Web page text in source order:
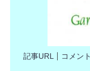
記事URL コメン